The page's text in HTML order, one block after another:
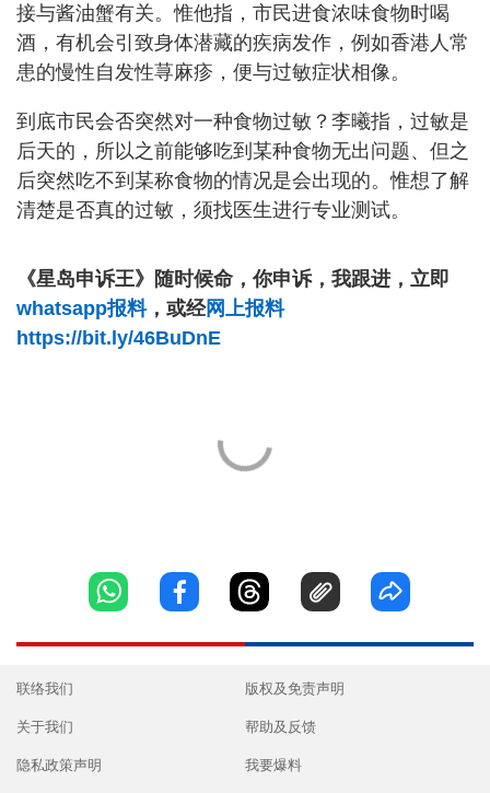
接与酱油蟹有关。惟他指，市民进食浓味食物时喝
酒，有机会引致身体潜藏的疾病发作，例如香港人常
患的慢性自发性荨麻疹，便与过敏症状相像。
到底市民会否突然对一种食物过敏？李曦指，过敏是
后天的，所以之前能够吃到某种食物无出问题、但之
后突然吃不到某称食物的情况是会出现的。惟想了解
清楚是否真的过敏，须找医生进行专业测试。
《星岛申诉王》随时候命，你申诉，我跟进，立即
whatsapp报料，或经网上报料
https://bit.ly/46BuDnE
联络我们
关于我们
隐私政策声明
版权及免责声明
帮助及反馈
我要爆料